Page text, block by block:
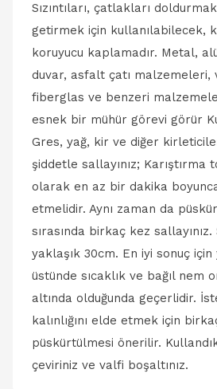
Sızıntıları, çatlakları
getirmek için kullanılabilecek,
koruyucu kaplamadır. Metal,
duvar, asfalt çatı malzemeleri,
fiberglas ve benzeri
esnek bir mühür görevi görür
Gres, yağ, kir ve diğer
şiddetle sallayınız; Karıştırma
olarak en az bir dakika
etmelidir. Aynı zaman da
sırasında birkaç kez
yaklaşık 30cm. En iyi sonuç için
üstünde sıcaklık ve bağıl nem
altında olduğunda geçerlidir.
kalınlığını elde etmek için
püskürtülmesi önerilir.
çeviriniz ve valfi boşaltınız.